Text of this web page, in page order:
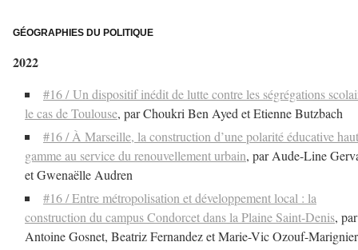
GÉOGRAPHIES DU POLITIQUE
2022
#16 / Un dispositif inédit de lutte contre les ségrégations
le cas de Toulouse, par Choukri Ben Ayed et Etienne Butzbach
#16 / À Marseille, la construction d’une polarité éducative
gamme au service du renouvellement urbain, par Aude-Line
et Gwenaëlle Audren
#16 / Entre métropolisation et développement local : la
construction du campus Condorcet dans la Plaine Saint-Denis, par
Antoine Gosnet, Beatriz Fernandez et Marie-Vic Ozouf-Marignier